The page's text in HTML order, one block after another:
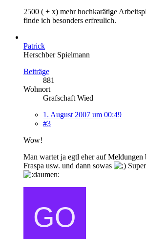
2500 ( + x) mehr hochkarätige
finde ich besonders erfreulich.
Patrick
Herschber Spielmann
Beiträge
881
Wohnort
Grafschaft Wied
1. August 2007 um 00:49
#3
Wow!
Man wartet ja egtl eher auf Meldungen
Fraspa usw. und dann sowas